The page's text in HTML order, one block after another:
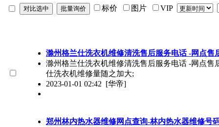
标价 图片 VIP
滁州格兰仕洗衣机维修清洗售后服务电话 -网点售
滁州格兰仕洗衣机维修清洗售后服务电话 -网点售
仕洗衣机维修量随之加大;
2023-01-01 02:42 [华帝]
郑州林内热水器维修网点查询-林内热水器维修号